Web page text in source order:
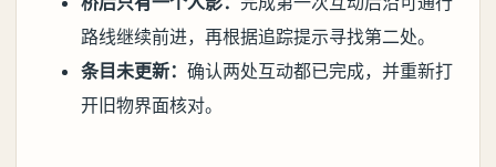
路线继续前进，再根据追踪提示寻找第二处。
条目未更新： 确认两处互动都已完成，并重新打
开旧物界面核对。